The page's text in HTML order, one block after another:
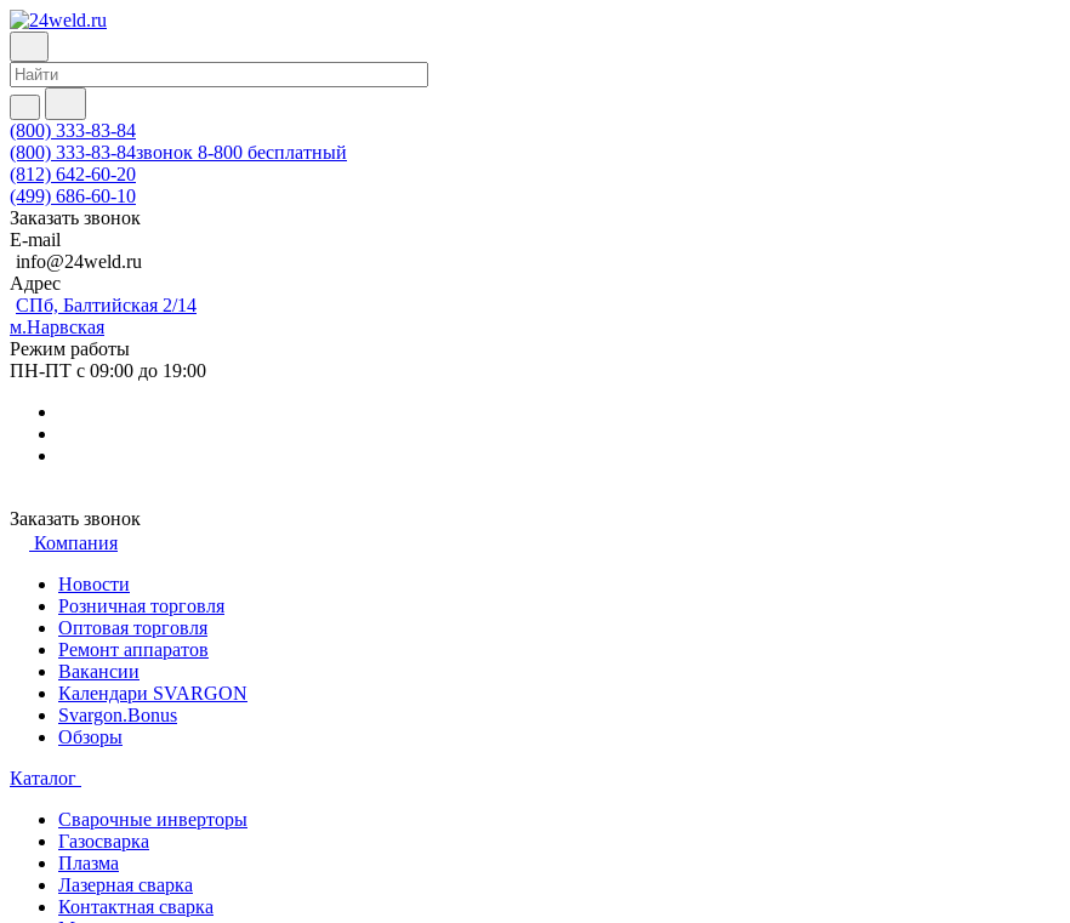
(800) 333-83-84
(800) 333-83-84звонок 8-800 бесплатный
(812) 642-60-20
(499) 686-60-10
Заказать звонок
E-mail
info@24weld.ru
Адрес
СПб, Балтийская 2/14
м.Нарвская
Режим работы
ПН-ПТ с 09:00 до 19:00
Заказать звонок
Компания
Новости
Розничная торговля
Оптовая торговля
Ремонт аппаратов
Вакансии
Календари SVARGON
Svargon.Bonus
Обзоры
Каталог
Сварочные инверторы
Газосварка
Плазма
Лазерная сварка
Контактная сварка